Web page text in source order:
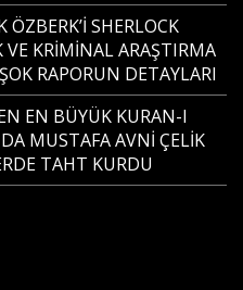
SHERLOCK
VE KRİMİNAL ARAŞTIRMA
RAPORUN DETAYLARI
EN BÜYÜK KURAN-I
MUSTAFA AVNİ ÇELİK
TAHT KURDU